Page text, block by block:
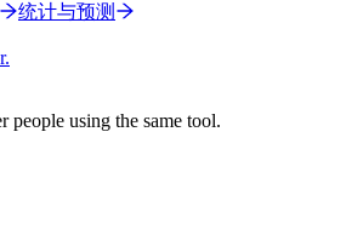
统计与预测
people using the same tool.